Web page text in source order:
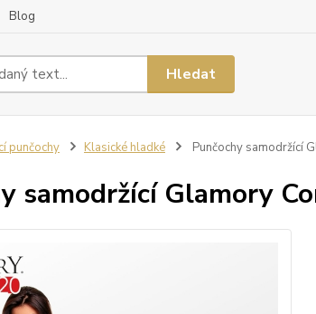
Blog
Hledat
punčochy Klasické hladké Punčochy samodržící
samodržící Glamory